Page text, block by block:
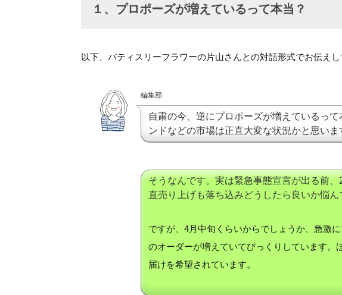
１、プロポーズが増えているって本当？
以下、パティスリーフラワーの片山さんとの対話形式でお伝えし
編集部
自粛の今、逆にプロポーズが増えているっ
ンドなどの市場は正直大変な状況かと思いま
そうなんです。実は緊急事態宣言が出る前
直売り上げも落ち込みどうしたら良いか悩ん
ですが、4月中旬くらいからでしょうか、急激
のオーダーが増えていてびっくりしています。
届けを希望されています。